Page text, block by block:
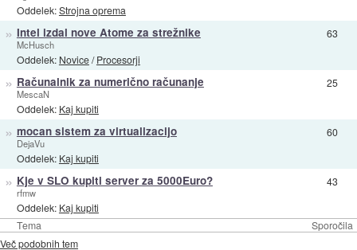
Tema Sporočila
Oddelek:Strojna oprema
» Intel izdal nove Atome za strežnike
McHusch
Oddelek: Novice/Procesorji
63
» Računalnik za numerično računanje
MescaN
Oddelek: Kaj kupiti
25
» mocan sistem za virtualizacijo
DejaVu
Oddelek: Kaj kupiti
60
» Kje v SLO kupiti server za 5000Euro?
rfmw
Oddelek: Kaj kupiti
43
Več podobnih tem